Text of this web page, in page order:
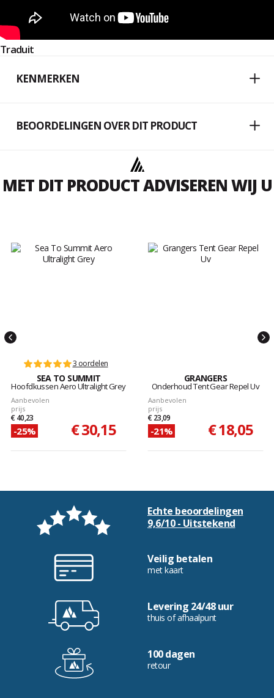
Traduit
KENMERKEN
BEOORDELINGEN OVER DIT PRODUCT
MET DIT PRODUCT ADVISEREN WIJ U
3 oordelen
SEA TO SUMMIT
Hoofdkussen Aero Ultralight Grey
Aanbevolen
prijs
€ 40,23
-25% € 30,15
GRANGERS
Onderhoud Tent Gear Repel Uv
Aanbevolen
prijs
€ 23,09
-21% € 18,05
Echte beoordelingen
9,6/10 - Uitstekend
Veilig betalen
met kaart
Levering 24/48 uur
thuis of afhaalpunt
100 dagen
retour